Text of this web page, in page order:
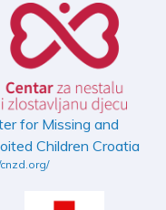
for Missing and
Children Croatia